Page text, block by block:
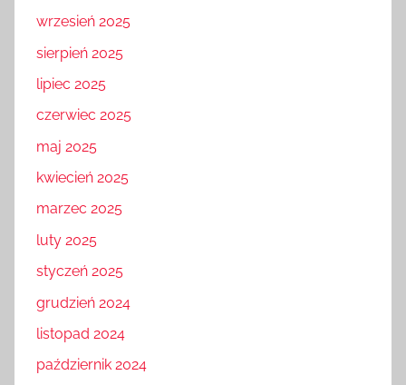
wrzesień 2025
sierpień 2025
lipiec 2025
czerwiec 2025
maj 2025
kwiecień 2025
marzec 2025
luty 2025
styczeń 2025
grudzień 2024
listopad 2024
październik 2024